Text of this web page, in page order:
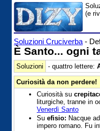
(e
Soluzioni Cruciverba -
È Santo... ogni
Soluzioni - quattro lettere:
Curiosità da non perdere!
Curiosità su
liturgiche, tranne in
Venerdì Santo
Su efisio: Nacque
impero romano. Fu